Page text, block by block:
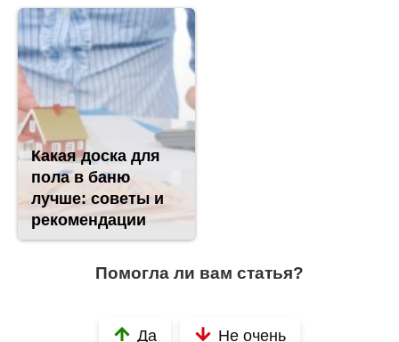
Какая доска для
пола в баню
лучше: советы и
рекомендации
Помогла ли вам статья?
Да Не очень